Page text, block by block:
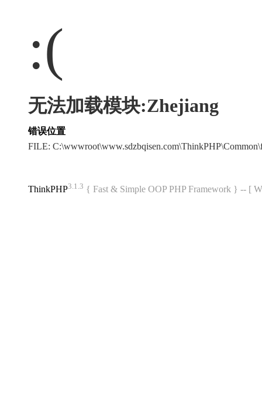
:(
无法加载模块:Zhejiang
错误位置
FILE:
ThinkPHP3.1.3 { Fast & Simple OOP PHP Framework } -- [